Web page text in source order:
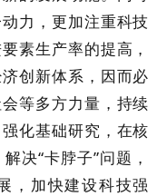
力，更加注重科技
素生产率的提高，
创新体系，因而必
等多方力量，持续
化基础研究，在核
决“卡脖子”问题，
，加快建设科技强